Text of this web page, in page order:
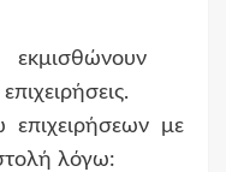
με
λόγω: